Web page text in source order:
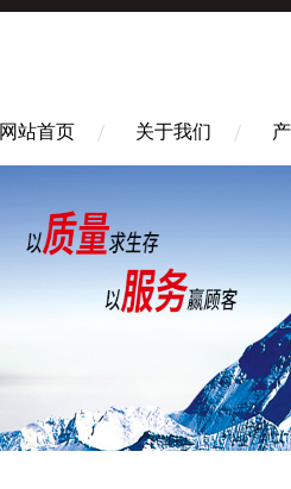
网站首页 关于我们